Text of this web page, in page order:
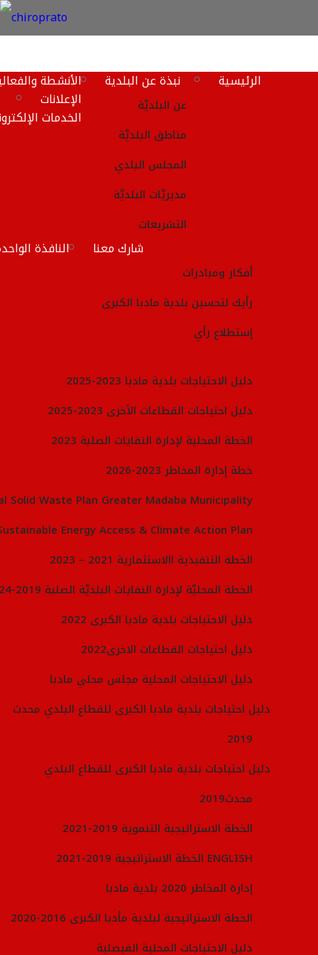
navigation
الرئيسية نبذة عن البلدية
عن البلديَّة
مناطق البلديَّة
المجلس البلدي
مديريَّات البلديَّة
التشريعات
الأنشطة
الإعلانات
الخدمات
شارك معنا
أفكار ومبادرات
رأيك لتحسين بلدية مادبا الكبرى
إستطلاع رأي
النافذة
دليل الاحتياجات بلدية مادبا 2023-2025
دليل احتياجات القطاعات الأخرى 2023-2025
الخطة المحلية لإدارة النفايات الصلبة 2023
خطة إدارة المخاطر 2023-2026
Solid Waste Plan Greater Madaba Municipality
Energy Access & Climate Action Plan
الخطة التنفيذية االاستثمارية 2021 – 2023
الخطة المحليَّة لإدارة النفايات البلديَّة الصلبة 2019-2024
دليل الاحتياجات بلدية مادبا الكبرى 2022
دليل احتياجات القطاعات الاخرى2022
دليل الاحتياجات المحلية مجلس محلي مادبا
دليل احتياجات بلدية مادبا الكبرى للقطاع البلدي محدث
2019
دليل احتياجات بلدية مادبا الكبرى للقطاع البلدي
محدث2019
الخطة الاستراتيجية التنموية 2019-2021
الخطة الاستراتيجية 2019-2021 ENGLISH
إدارة المخاطر 2020 بلدية مادبا
الخطة الاستراتيجية لبلدية مأدبا الكبرى 2016-2020
دليل الاحتياجات المحلية الفيصلية
مديريَّة الأشغال
والخدمات الهندسيَّة
الرئيسية
مديريَّات البلديَّة
مديريَّة الأشغال والخدمات الهندسيَّة
1- مديريَّة الأشغال والخدمات
العام:
تقديم الخدمات الاستشاريَّة الهندسيَّة وإدارة المشاريع لكافّة
المشاريع الإنشائيَّة لقطاعات البلديَّة المختلفة من الأبنية
والمرافق والحدائق ومشاريع البنى التحتيَّة والطرق، لتحقيق
الأهداف الاستراتيجيَّة للبلديَّة في كافّة المحاور.
قسم الدراسات.
قسم العطاءات.
قسم الكهرباء.
قسم المتابعة والإشراف.
المديريَّةالمهامالتالية
إعداد التصاميم الهندسيَّة لمشاريع الأبنية والتصميم
إعداد التصاميم الخاصَّة بالطرق والبروفايلات) تحديد مناسيب
الشارع ( والتقاطعات، والمشاريع البيئيَّة، وتصريف مياه
الأمطار.
إدارة عقود الخدمات الاستشاريَّة الخارجيَّة ومتابعتها فنيًّا
الإشراف الفني على تنفيذ المشاريع الإنشائيَّة وفق
المواصفات المعتمدة على اختلافها من الأبنية والحدائق)
وتأهيلها)، والبنية التحتيَّة) إنشاء وصيانة التقاطعات )،
والمشاريع المتخصِّصة) إنشاء القبور الإسلاميَّة وأيَّة أعمال
متخصِّصة)، لضمان جودتها وديمومتها.
إدارة عقود المشاريع الإنشائيَّة على اختلافها) المقاولة
الموحّدة للمشاريع الإنشائيَّة، المقاولة الموجزة للمشاريع
الإنشائيَّة، عقود خاصَّة… (وفق الاتّفاقيَّات الموقَّعة، ووثائق
العطاء المعتمدة.